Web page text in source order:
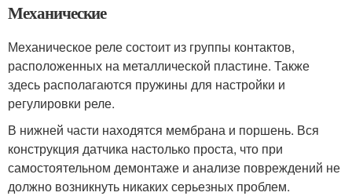
Механические
Механическое реле состоит из группы контактов,
расположенных на металлической пластине. Также
здесь располагаются пружины для настройки и
регулировки реле.
В нижней части находятся мембрана и поршень. Вся
конструкция датчика настолько проста, что при
самостоятельном демонтаже и анализе повреждений не
должно возникнуть никаких серьезных проблем.